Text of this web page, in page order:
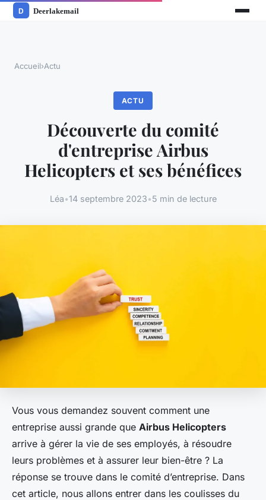
Accueil›Actu
ACTU
Découverte du comité
d'entreprise Airbus
Helicopters et ses bénéfices
Léa•14 septembre 2023•5 min de lecture
Vous vous demandez souvent comment une
entreprise aussi grande que Airbus Helicopters
arrive à gérer la vie de ses employés, à résoudre
leurs problèmes et à assurer leur bien-être ? La
réponse se trouve dans le comité d’entreprise. Dans
cet article, nous allons entrer dans les coulisses du